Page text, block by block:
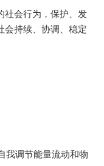
社会行为，保护、发
会持续、协调、稳定
我调节能量流动和物